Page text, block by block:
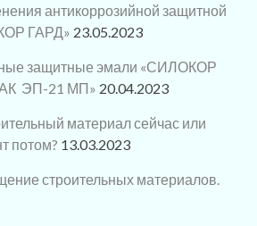
антикоррозийной защитной
ГАРД» 23.05.2023
защитные эмали «СИЛОКОР
ЭП-21 МП» 20.04.2023
материал сейчас или
потом? 13.03.2023
строительных материалов.